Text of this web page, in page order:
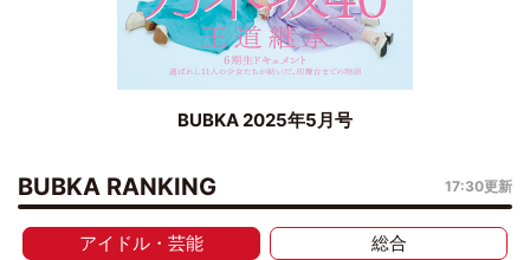
BUBKA 2025年5月号
BUBKA RANKING 17:30更新
アイドル・芸能 総合